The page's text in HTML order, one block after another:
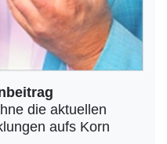
die aktuellen
aufs Korn